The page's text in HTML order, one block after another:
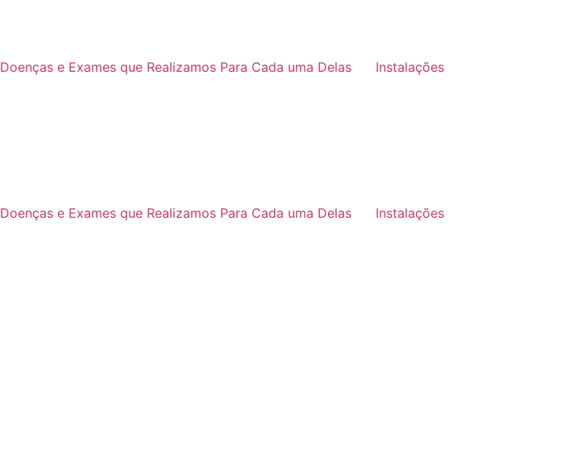
Doenças e Exames que Realizamos Para Cada uma Delas
Instalações
Doenças e Exames que Realizamos Para Cada uma Delas
Instalações